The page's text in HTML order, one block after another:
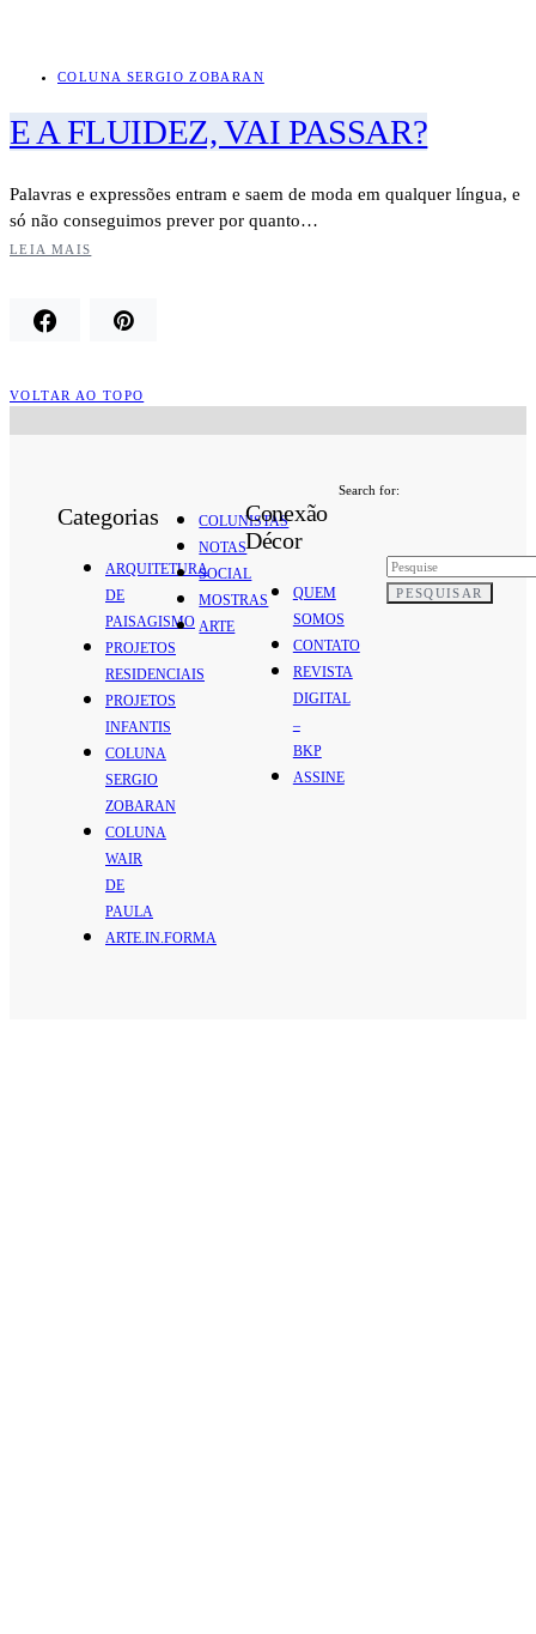
COLUNA SERGIO ZOBARAN
E A FLUIDEZ, VAI PASSAR?
Palavras e expressões entram e saem de moda em qualquer língua, e
só não conseguimos prever por quanto…
LEIA MAIS
VOLTAR AO TOPO
Categorias
ARQUITETURA
DE
PAISAGISMO
PROJETOS
RESIDENCIAIS
PROJETOS
INFANTIS
COLUNA
SERGIO
ZOBARAN
COLUNA
WAIR
DE
PAULA
ARTE.IN.FORMA
COLUNISTAS
NOTAS
SOCIAL
MOSTRAS
ARTE
Conexão
Décor
QUEM
SOMOS
CONTATO
REVISTA
DIGITAL
–
BKP
ASSINE
Search for:
PESQUISAR